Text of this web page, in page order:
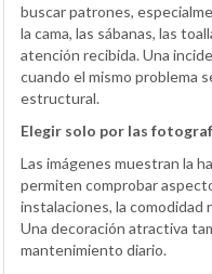
buscar patrones,
la cama, las sábanas, las
atención recibida. Una
cuando el mismo problema
estructural.
Elegir solo por las
Las imágenes muestran la
permiten comprobar
instalaciones, la comodidad
Una decoración atractiva
mantenimiento diario.